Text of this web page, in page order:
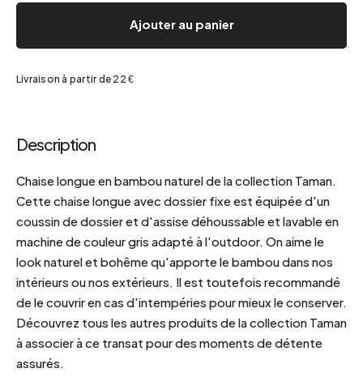
Ajouter au panier
Livraison à partir de 22 €
Description
Chaise longue en bambou naturel de la collection Taman.
Cette chaise longue avec dossier fixe est équipée d'un
coussin de dossier et d'assise déhoussable et lavable en
machine de couleur gris adapté à l'outdoor. On aime le
look naturel et bohême qu'apporte le bambou dans nos
intérieurs ou nos extérieurs. Il est toutefois recommandé
de le couvrir en cas d'intempéries pour mieux le conserver.
Découvrez tous les autres produits de la collection Taman
à associer à ce transat pour des moments de détente
assurés.